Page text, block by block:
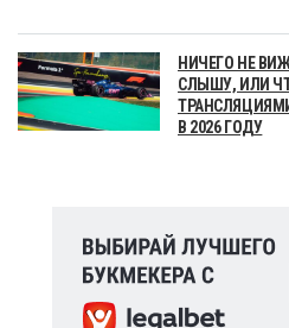
НИЧЕГО НЕ
СЛЫШУ, ИЛИ
В 2026 ГОДУ